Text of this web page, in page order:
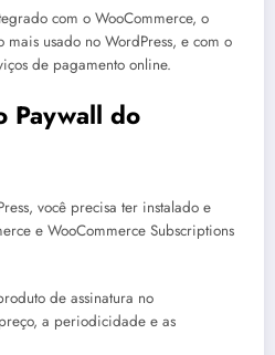
com o WooCommerce, o
usado no WordPress, e com o
de pagamento online.
Paywall do
você precisa ter instalado e
e WooCommerce Subscriptions
de assinatura no
a periodicidade e as